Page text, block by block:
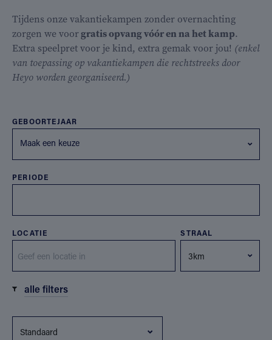
Tijdens onze vakantiekampen zonder overnachting
zorgen we voorgratis opvang vóór en na het kamp.
Extra speelpret voor je kind, extra gemak voor jou! (enkel
van toepassing op vakantiekampen die rechtstreeks door
Heyo worden georganiseerd.)
GEBOORTEJAAR
Maak een keuze
PERIODE
LOCATIE STRAAL
alle filters